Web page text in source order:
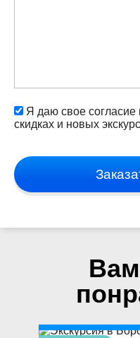
Я даю свое
скидках и новых